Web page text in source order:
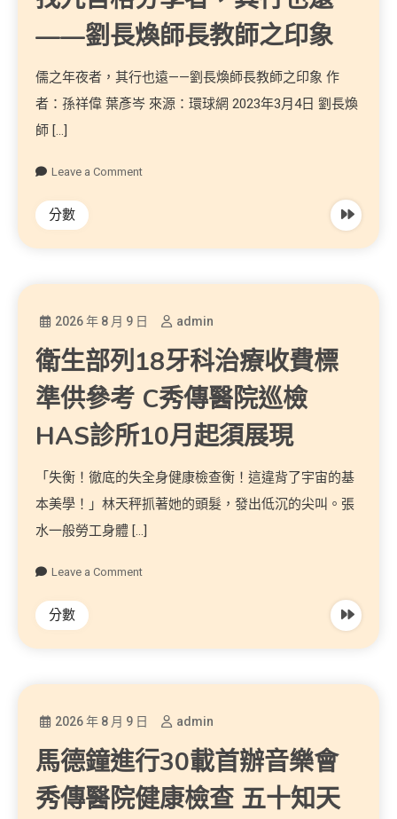
——劉長煥師長教師之印象
儒之年夜者，其行也遠——劉長煥師長教師之印象 作
者：孫祥偉 葉彥岑 來源：環球網 2023年3月4日 劉長煥
師 […]
Leave a Comment
分數
2026 年 8 月 9 日 admin
衛生部列18牙科治療收費標
準供參考 C秀傳醫院巡檢
HAS診所10月起須展現
「失衡！徹底的失全身健康檢查衡！這違背了宇宙的基
本美學！」林天秤抓著她的頭髮，發出低沉的尖叫。張
水一般勞工身體 […]
Leave a Comment
分數
2026 年 8 月 9 日 admin
馬德鐘進行30載首辦音樂會
秀傳醫院健康檢查 五十知天